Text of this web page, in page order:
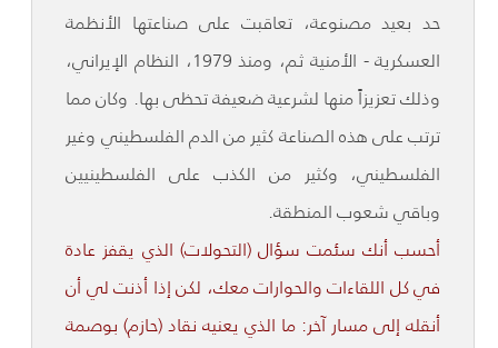
حد بعيد مصنوعة، تعاقبت على صناعتها الأنظمة
العسكرية - الأمنية ثم، ومنذ 1979، النظام الإيراني،
وذلك تعزيزاً منها لشرعية ضعيفة تحظى بها. وكان مما
ترتب على هذه الصناعة كثير من الدم الفلسطيني وغير
الفلسطيني، وكثير من الكذب على الفلسطينيين
وباقي شعوب المنطقة.
أحسب أنك سئمت سؤال (التحولات) الذي يقفز عادة
في كل اللقاءات والحوارات معك، لكن إذا أذنت لي أن
أنقله إلى مسار آخر: ما الذي يعنيه نقاد (حازم) بوصمة